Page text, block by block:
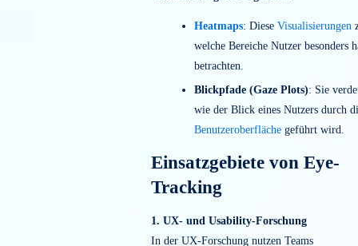
Fixierungen und Sakkaden
Fixierungen: Während
Sakkaden : Sakkaden
Bewegungen zwischen
Visualisierung der Ergebnisse
Heatmaps
welche Bereiche Nutzer
betrachten.